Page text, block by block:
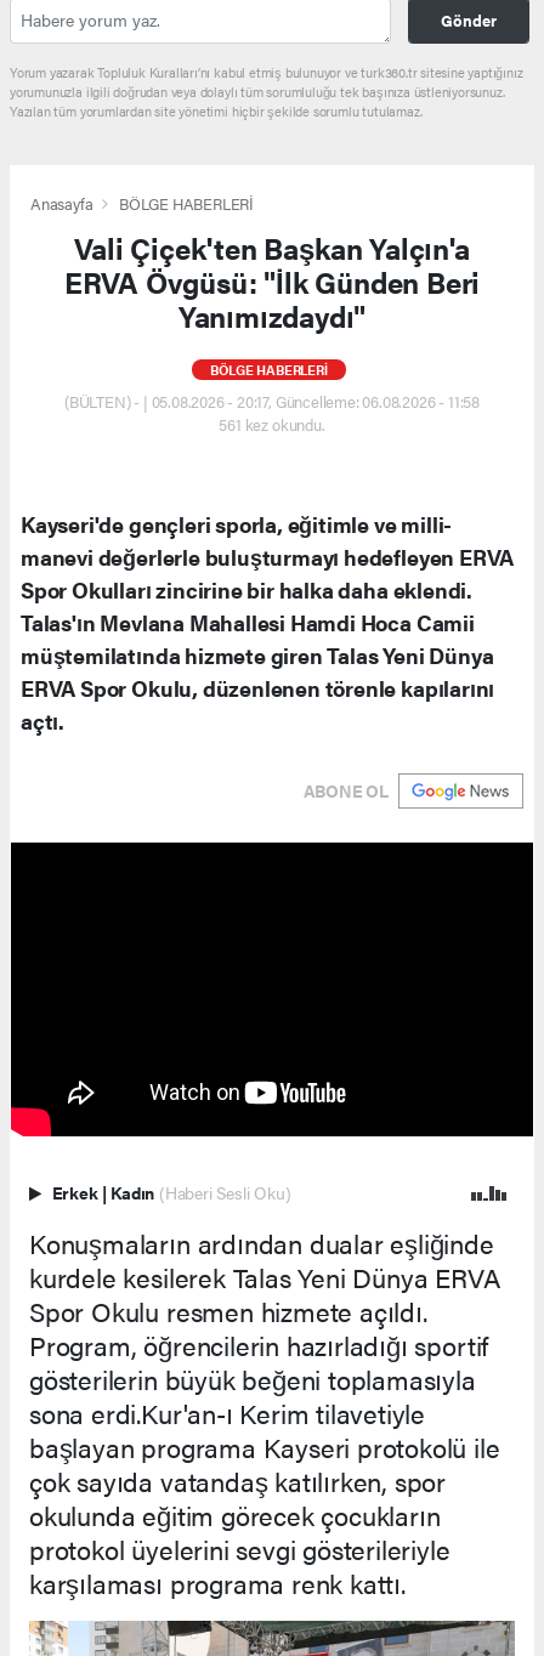
Gönder
Yorum yazarak Topluluk Kuralları’nı kabul etmiş bulunuyor ve turk360.tr sitesine yaptığınız
yorumunuzla ilgili doğrudan veya dolaylı tüm sorumluluğu tek başınıza üstleniyorsunuz.
Yazılan tüm yorumlardan site yönetimi hiçbir şekilde sorumlu tutulamaz.
Anasayfa BÖLGE HABERLERİ
Vali Çiçek'ten Başkan Yalçın'a
ERVA Övgüsü: "İlk Günden Beri
Yanımızdaydı"
BÖLGE HABERLERİ
(BÜLTEN) - | 05.08.2026 - 20:17, Güncelleme: 06.08.2026 - 11:58
561 kez okundu.
Kayseri'de gençleri sporla, eğitimle ve milli-
manevi değerlerle buluşturmayı hedefleyen ERVA
Spor Okulları zincirine bir halka daha eklendi.
Talas'ın Mevlana Mahallesi Hamdi Hoca Camii
müştemilatında hizmete giren Talas Yeni Dünya
ERVA Spor Okulu, düzenlenen törenle kapılarını
açtı.
ABONE OL
Erkek | Kadın (Haberi Sesli Oku)
Konuşmaların ardından dualar eşliğinde
kurdele kesilerek Talas Yeni Dünya ERVA
Spor Okulu resmen hizmete açıldı.
Program, öğrencilerin hazırladığı sportif
gösterilerin büyük beğeni toplamasıyla
sona erdi.Kur'an-ı Kerim tilavetiyle
başlayan programa Kayseri protokolü ile
çok sayıda vatandaş katılırken, spor
okulunda eğitim görecek çocukların
protokol üyelerini sevgi gösterileriyle
karşılaması programa renk kattı.